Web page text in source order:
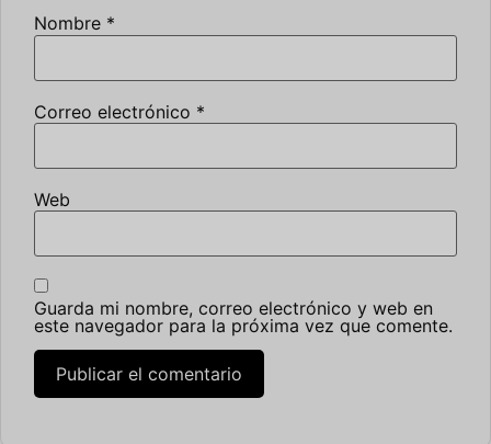
Nombre *
Correo electrónico *
Web
Guarda mi nombre, correo electrónico y web en
este navegador para la próxima vez que comente.